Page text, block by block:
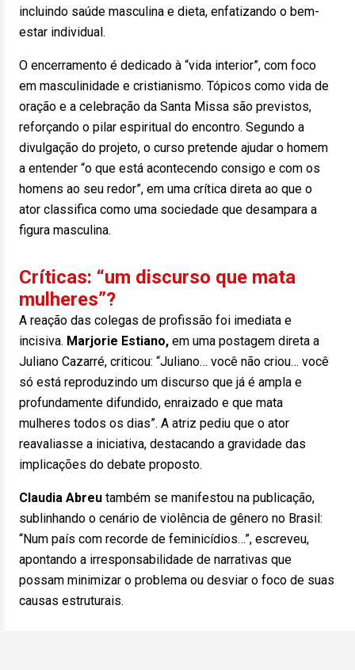
incluindo saúde masculina e dieta, enfatizando o bem-
estar individual.
O encerramento é dedicado à “vida interior”, com foco
em masculinidade e cristianismo. Tópicos como vida de
oração e a celebração da Santa Missa são previstos,
reforçando o pilar espiritual do encontro. Segundo a
divulgação do projeto, o curso pretende ajudar o homem
a entender “o que está acontecendo consigo e com os
homens ao seu redor”, em uma crítica direta ao que o
ator classifica como uma sociedade que desampara a
figura masculina.
Críticas: “um discurso que mata
mulheres”?
A reação das colegas de profissão foi imediata e
incisiva. Marjorie Estiano, em uma postagem direta a
Juliano Cazarré, criticou: “Juliano… você não criou… você
só está reproduzindo um discurso que já é ampla e
profundamente difundido, enraizado e que mata
mulheres todos os dias”. A atriz pediu que o ator
reavaliasse a iniciativa, destacando a gravidade das
implicações do debate proposto.
Claudia Abreu também se manifestou na publicação,
sublinhando o cenário de violência de gênero no Brasil:
“Num país com recorde de feminicídios…”, escreveu,
apontando a irresponsabilidade de narrativas que
possam minimizar o problema ou desviar o foco de suas
causas estruturais.